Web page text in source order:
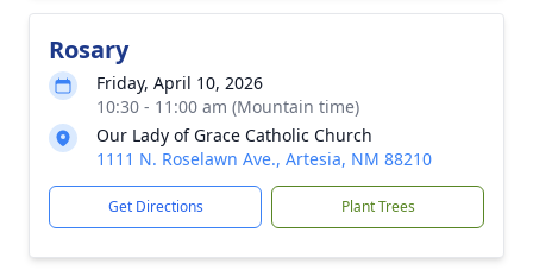
Rosary
Friday, April 10, 2026
10:30 - 11:00 am (Mountain time)
Our Lady of Grace Catholic Church
1111 N. Roselawn Ave., Artesia, NM 88210
Get Directions Plant Trees